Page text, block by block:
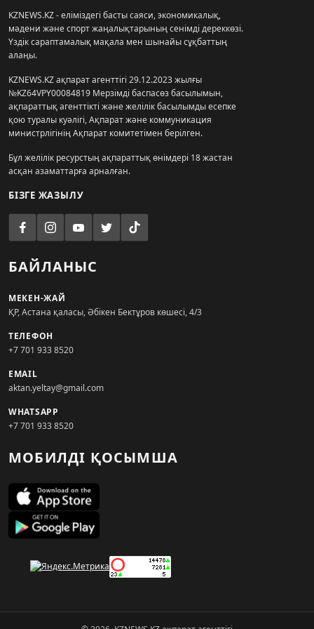
KZNEWS.KZ - еліміздегі басты саяси, экономикалық,
мәдени және спорт жаңалықтарының сенімді дереккөзі.
Үздік сараптамалық мақала мен шынайы сұқбаттың
алаңы.
KZNEWS.KZ ақпарат агенттігі 29.12.2023 жылғы
№KZ64VPY00084819 Мерзімді баспасөз басылымын,
ақпараттық агенттікті және желілік басылымды есепке
қою туралы куәлігі, Ақпарат және коммуникация
министрлігінің Ақпарат комитетімен берілген.
Бұл желілік ресурстың ақпараттық өнімдері 18 жастан
асқан азаматтарға арналған.
БІЗГЕ ЖАЗЫЛУ
БАЙЛАНЫС
МЕКЕН-ЖАЙ
ҚР, Астана қаласы, Әбікен Бектұров көшесі, 4/3
ТЕЛЕФОН
+7 701 933 8520
EMAIL
aktan.yeltay@gmail.com
WHATSAPP
+7 701 933 8520
МОБИЛДІ ҚОСЫМША